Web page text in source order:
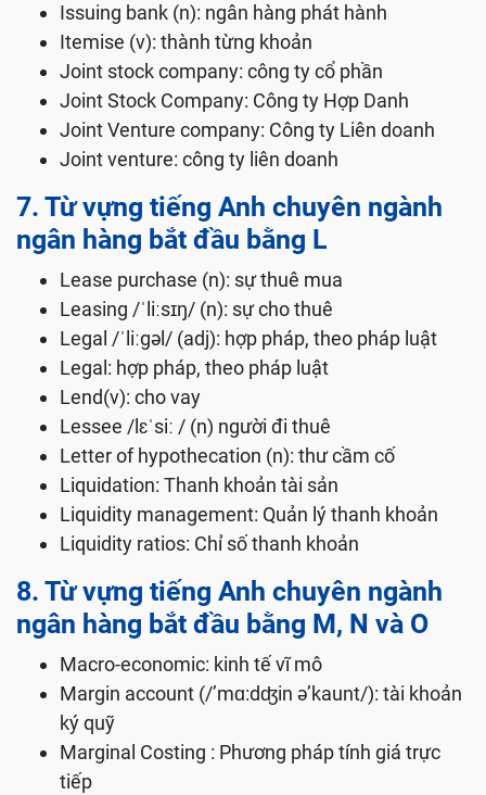
Issuing bank (n): ngân hàng phát hành
Itemise (v): thành từng khoản
Joint stock company: công ty cổ phần
Joint Stock Company: Công ty Hợp Danh
Joint Venture company: Công ty Liên doanh
Joint venture: công ty liên doanh
7. Từ vựng tiếng Anh chuyên ngành
ngân hàng bắt đầu bằng L
Lease purchase (n): sự thuê mua
Leasing /ˈliːsɪŋ/ (n): sự cho thuê
Legal /ˈliːgəl/ (adj): hợp pháp, theo pháp luật
Legal: hợp pháp, theo pháp luật
Lend(v): cho vay
Lessee /lɛˈsiː / (n) người đi thuê
Letter of hypothecation (n): thư cầm cố
Liquidation: Thanh khoản tài sản
Liquidity management: Quản lý thanh khoản
Liquidity ratios: Chỉ số thanh khoản
8. Từ vựng tiếng Anh chuyên ngành
ngân hàng bắt đầu bằng M, N và O
Macro-economic: kinh tế vĩ mô
Margin account (/’mɑ:dʤin ə’kaunt/): tài khoản
ký quỹ
Marginal Costing : Phương pháp tính giá trực
tiếp